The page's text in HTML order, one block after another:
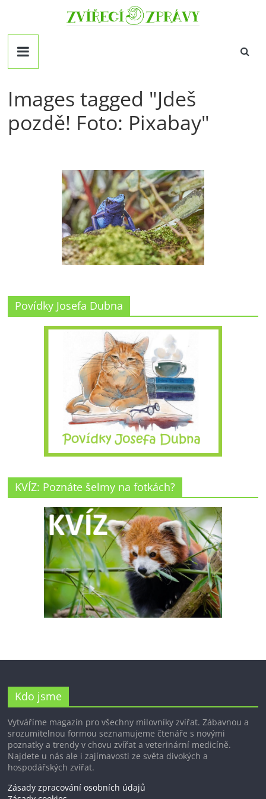
obsahZvirecizpravy.cz
pro
všechny
zvířat
Images tagged "Jdeš
pozdě! Foto: Pixabay"
Povídky Josefa Dubna
KVÍZ: Poznáte šelmy na fotkách?
Kdo jsme
Vytváříme magazín pro všechny milovníky zvířat. Zábavnou a
srozumitelnou formou seznamujeme čtenáře s novými
poznatky a trendy v chovu zvířat a veterinární medicíně.
Najdete u nás ale i zajímavosti ze světa divokých a
hospodářských zvířat.
Zásady zpracování osobních údajů